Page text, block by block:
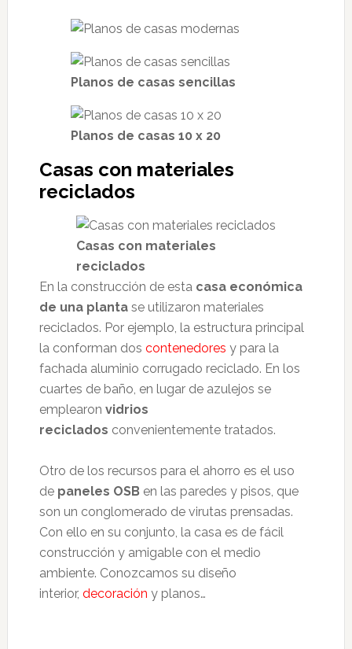
Planos de casas sencillas
Planos de casas 10 x 20
Casas con materiales
reciclados
Casas con materiales
reciclados
En la construcción de esta casa económica
de una plantase utilizaron materiales
reciclados. Por ejemplo, la estructura principal
la conforman dos contenedores y para la
fachada aluminio corrugado reciclado. En los
cuartes de baño, en lugar de azulejos se
emplearon vidrios
reciclados convenientemente tratados.
Otro de los recursos para el ahorro es el uso
de paneles OSB en las paredes y pisos, que
son un conglomerado de virutas prensadas.
Con ello en su conjunto, la casa es de fácil
construcción y amigable con el medio
ambiente. Conozcamos su diseño
interior, decoración y planos…